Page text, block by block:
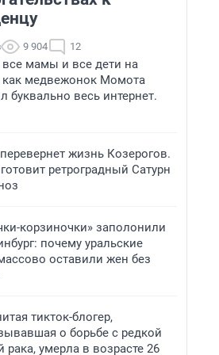
9 904 12
все мамы и все дети на
как медвежонок Момота
буквально весь интернет.
жизнь Козерогов.
ретроградный Сатурн
корзиночки» заполонили
почему уральские
оставили жен без
тикток-блогер,
о борьбе с редкой
умерла в возрасте 26